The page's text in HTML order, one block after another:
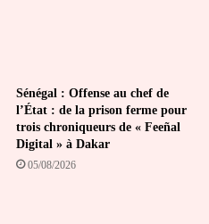
Sénégal : Offense au chef de
l’État : de la prison ferme pour
trois chroniqueurs de « Feeñal
Digital » à Dakar
05/08/2026